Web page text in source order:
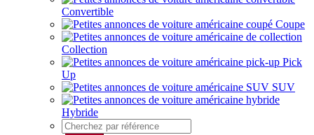
Convertible
Coupe
Collection
Pick
Up
SUV
Hybride